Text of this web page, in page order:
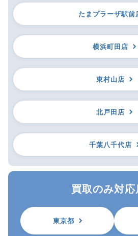
たまプラーザ駅前
横浜町田店
東村山店
北戸田店
千葉八千代店
買取のみ対応
東京都